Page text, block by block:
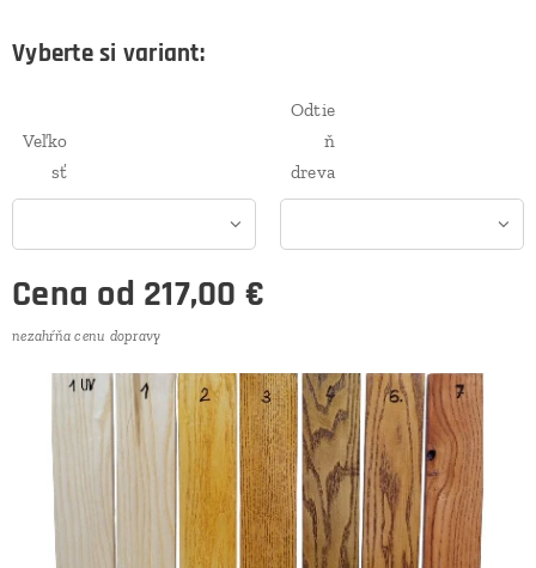
Vyberte si variant:
Veľko
sť
Odtie
ň
dreva
Cena od 217,00 €
nezahŕňa cenu dopravy